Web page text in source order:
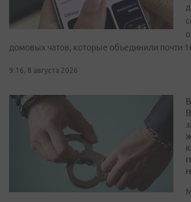
домовых чатов, которые объединили почти
9:16, 8 августа 2026